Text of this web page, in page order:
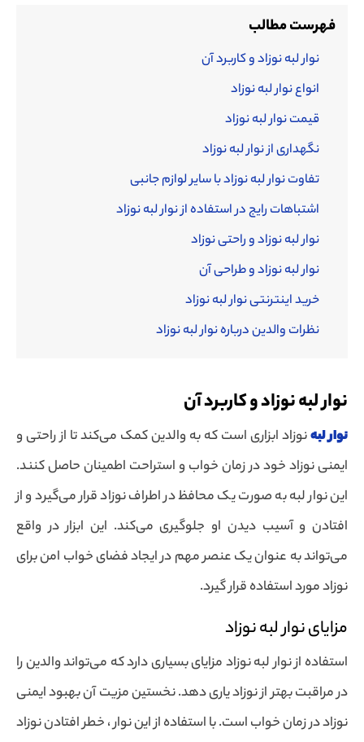
فهرست مطالب
نوار لبه نوزاد و کاربرد آن
انواع نوار لبه نوزاد
قیمت نوار لبه نوزاد
نگهداری از نوار لبه نوزاد
تفاوت نوار لبه نوزاد با سایر لوازم جانبی
اشتباهات رایج در استفاده از نوار لبه نوزاد
نوار لبه نوزاد و راحتی نوزاد
نوار لبه نوزاد و طراحی آن
خرید اینترنتی نوار لبه نوزاد
نظرات والدین درباره نوار لبه نوزاد
نوار لبه نوزاد و کاربرد آن
نوار لبهنوزاد ابزاری است که به والدین کمک می‌کند تا از راحتی و
ایمنی نوزاد خود در زمان خواب و استراحت اطمینان حاصل کنند.
این نوار لبه به صورت یک محافظ در اطراف نوزاد قرار می‌گیرد و از
افتادن و آسیب دیدن او جلوگیری می‌کند. این ابزار در واقع
می‌تواند به عنوان یک عنصر مهم در ایجاد فضای خواب امن برای
نوزاد مورد استفاده قرار گیرد.
مزایای نوار لبه نوزاد
استفاده از نوار لبه نوزاد مزایای بسیاری دارد که می‌تواند والدین را
در مراقبت بهتر از نوزاد یاری دهد. نخستین مزیت آن بهبود ایمنی
نوزاد در زمان خواب است. با استفاده از این نوار ، خطر افتادن نوزاد